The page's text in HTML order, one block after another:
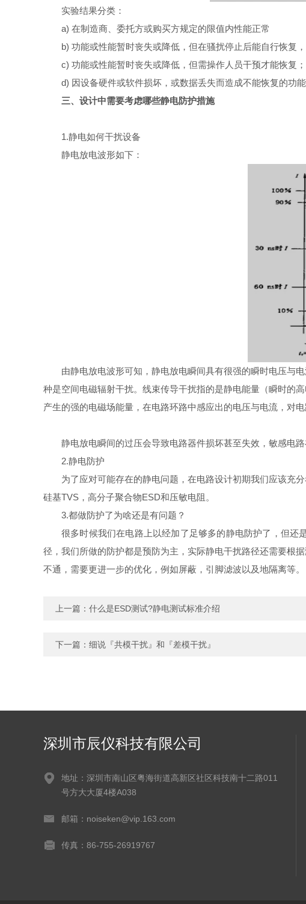
实验结果分类：
a) 在制造商、委托方或购买方规定的限值内性能正常
b) 功能或性能暂时丧失或降低，但在骚扰停止后能自行恢复
c) 功能或性能暂时丧失或降低，但需操作人员干预才能恢复；
d) 因设备硬件或软件损坏，或数据丢失而造成不能恢复的功能
三、设计中需要考虑哪些静电防护措施
1.静电如何干扰设备
静电放电波形如下：
由静电放电波形可知，静电放电瞬间具有很强的瞬时电压与
种是空间电磁辐射干扰。线束传导干扰指的是静电能量（瞬时的
产生的强的电磁场能量，在电路环路中感应出的电压与电流，对
静电放电瞬间的过压会导致电路器件损坏甚至失效，敏感电
2.静电防护
为了应对可能存在的静电问题，在电路设计初期我们应该充
硅基TVS，高分子聚合物ESD和压敏电阻。
3.都做防护了为啥还是有问题？
很多时候我们在电路上以经加了足够多的静电防护了，但还
径，我们所做的防护都是预防为主，实际静电干扰路径还需要根
不通，需要更进一步的优化，例如屏蔽，引脚滤波以及地隔离等。
上一篇： 什么是ESD测试?静电测试标准介绍
下一篇： 细说『共模干扰』和『差模干扰』
深圳市辰仪科技有限公司
地址：深圳市南山区粤海街道高新区社区科技南十二路011
号方大大厦4楼A038
邮箱：noiseken@vip.163.com
传真：86-755-26919767